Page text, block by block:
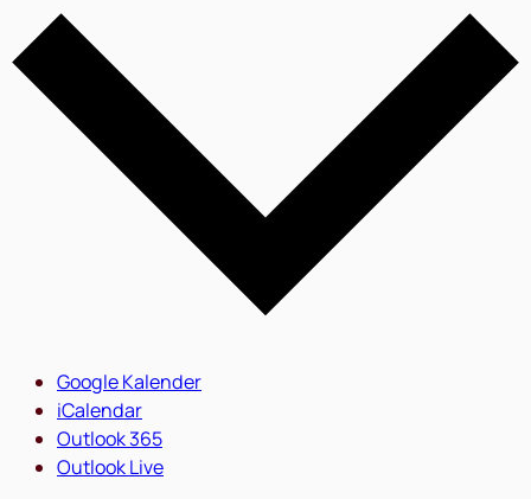
Google Kalender
iCalendar
Outlook 365
Outlook Live